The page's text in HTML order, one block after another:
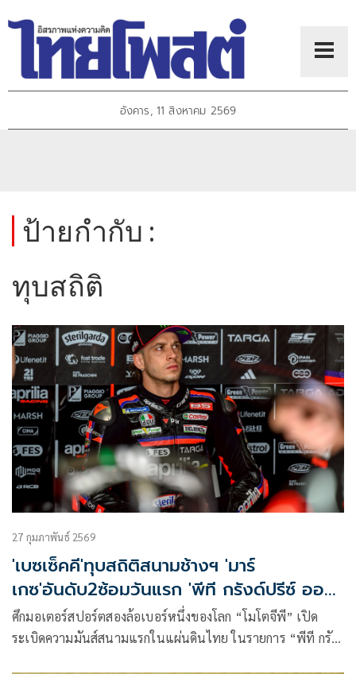
อังคาร, 11 สิงหาคม 2569
ป้ายกำกับ :
ทุบสถิติ
27 กุมภาพันธ์ 2569
'เบซเซ็คคี'ทุบสถิติสนามช้างฯ 'มาร์
เกซ'อันดับ2ซ้อมวันแรก 'พีที กรังด์ปรีซ์ ออฟ
ไทยแลนด์2026'
ศึกมอเตอร์สปอร์ตสองล้อเบอร์หนึ่งของโลก “โมโตจีพี” เปิด
ระเบิดความมันส์สนามแรกในแผ่นดินไทย ในรายการ “พีที กรัง